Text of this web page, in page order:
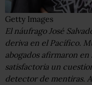
Getty Images
El náufrago José
deriva en el Pacífico.
abogados afirmaron
satisfactoria un
detector de mentiras.